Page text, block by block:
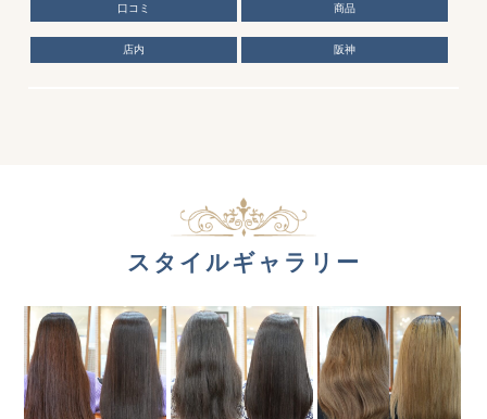
口コミ 商品
店内 阪神
スタイルギャラリー